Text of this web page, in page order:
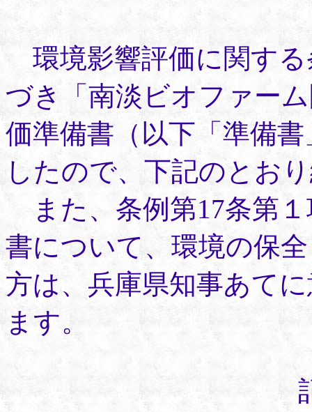
環境影響評価に関する
づき「南淡ビオファー
価準備書（以下「準備
したので、下記のとお
また、条例第17条第
書について、環境の保
方は、兵庫県知事あて
ます。